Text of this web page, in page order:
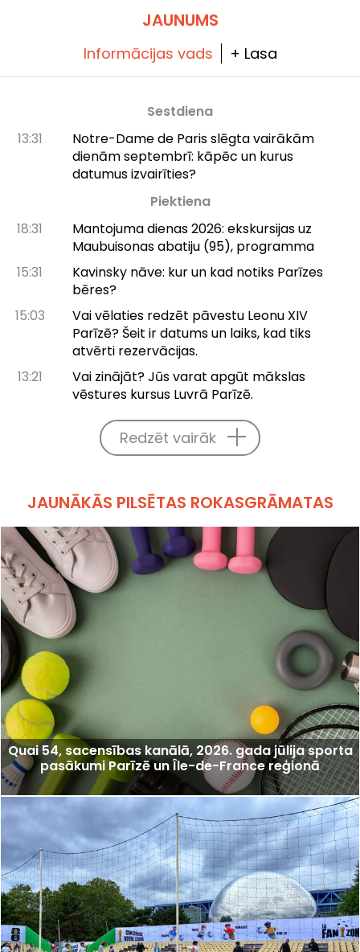
JAUNUMS
Informācijas vads + Lasa
Sestdiena
13:31
Notre-Dame de Paris slēgta vairākām
dienām septembrī: kāpēc un kurus
datumus izvairīties?
Piektiena
18:31
Mantojuma dienas 2026: ekskursijas uz
Maubuisonas abatiju (95), programma
15:31
Kavinsky nāve: kur un kad notiks Parīzes
bēres?
15:03
Vai vēlaties redzēt pāvestu Leonu XIV
Parīzē? Šeit ir datums un laiks, kad tiks
atvērti rezervācijas.
13:21
Vai zinājāt? Jūs varat apgūt mākslas
vēstures kursus Luvrā Parīzē.
Redzēt vairāk
JAUNĀKĀS PILSĒTAS ROKASGRĀMATAS
Quai 54, sacensības kanālā, 2026. gada jūlija sporta
pasākumi Parīzē un Île-de-France reģionā